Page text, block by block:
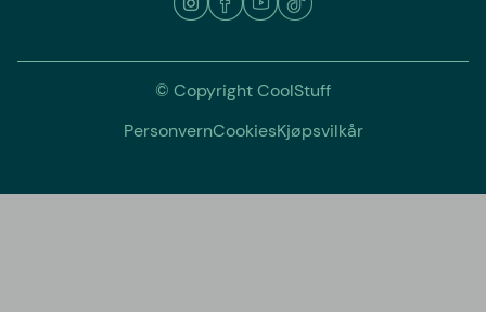
© Copyright CoolStuff
PersonvernCookiesKjøpsvilkår